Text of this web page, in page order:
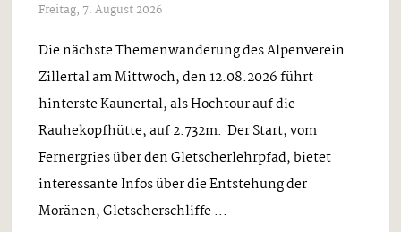
Freitag, 7. August 2026
Die nächste Themenwanderung des Alpenverein
Zillertal am Mittwoch, den 12.08.2026 führt
hinterste Kaunertal, als Hochtour auf die
Rauhekopfhütte, auf 2.732m. Der Start, vom
Fernergries über den Gletscherlehrpfad, bietet
interessante Infos über die Entstehung der
Moränen, Gletscherschliffe ...